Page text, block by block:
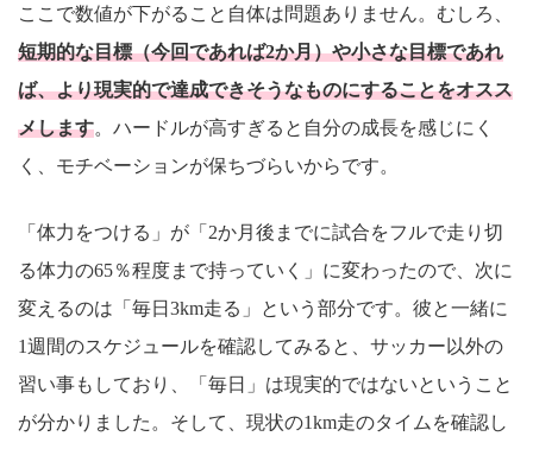
ここで数値が下がること自体は問題ありません。むしろ、
短期的な目標（今回であれば2か月）や小さな目標であれ
ば、より現実的で達成できそうなものにすることをオスス
メします。ハードルが高すぎると自分の成長を感じにく
く、モチベーションが保ちづらいからです。
「体力をつける」が「2か月後までに試合をフルで走り切
る体力の65％程度まで持っていく」に変わったので、次に
変えるのは「毎日3km走る」という部分です。彼と一緒に
1週間のスケジュールを確認してみると、サッカー以外の
習い事もしており、「毎日」は現実的ではないということ
が分かりました。そして、現状の1km走のタイムを確認し